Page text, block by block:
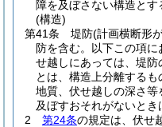
障を及ぼさない構造とす
(構造)
第41条
堤防(計画横断形
防を含む。以下この項に
せ越しにあっては、堤
とは、構造上分離するも
地質、伏せ越しの深さ
及ぼすおそれがないとき
2
第24条の規定は、伏せ